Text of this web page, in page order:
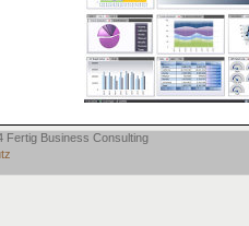
Fertig Business Consulting